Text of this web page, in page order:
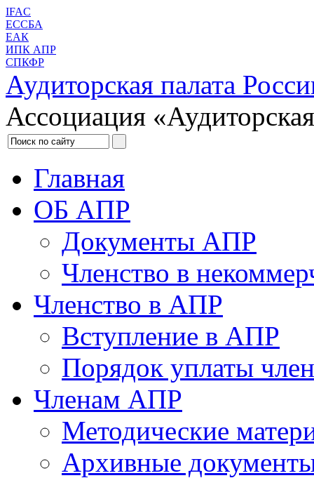
IFAC
ЕССБА
ЕАК
ИПК АПР
СПКФР
Аудиторская палата
Ассоциация
Главная
ОБ АПР
Документы АПР
Членство в
Членство в АПР
Вступление в АПР
Порядок уплаты
Членам АПР
Методические
Архивные